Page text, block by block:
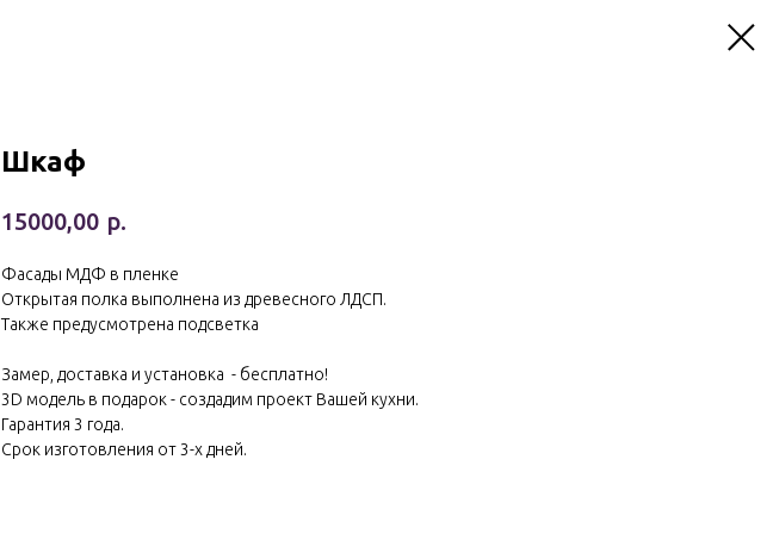
Шкаф
15000,00 р.
Фасады МДФ в пленке
Открытая полка выполнена из древесного ЛДСП.
Также предусмотрена подсветка
Замер, доставка и установка - бесплатно!
3D модель в подарок - создадим проект Вашей кухни.
Гарантия 3 года.
Срок изготовления от 3-х дней.